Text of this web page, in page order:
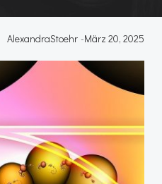
AlexandraStoehr -März 20, 2025